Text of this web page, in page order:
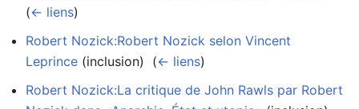
(← liens)
Robert Nozick:Robert Nozick selon Vincent
Leprince (inclusion) ‎ (← liens)
Robert Nozick:La critique de John Rawls par Robert